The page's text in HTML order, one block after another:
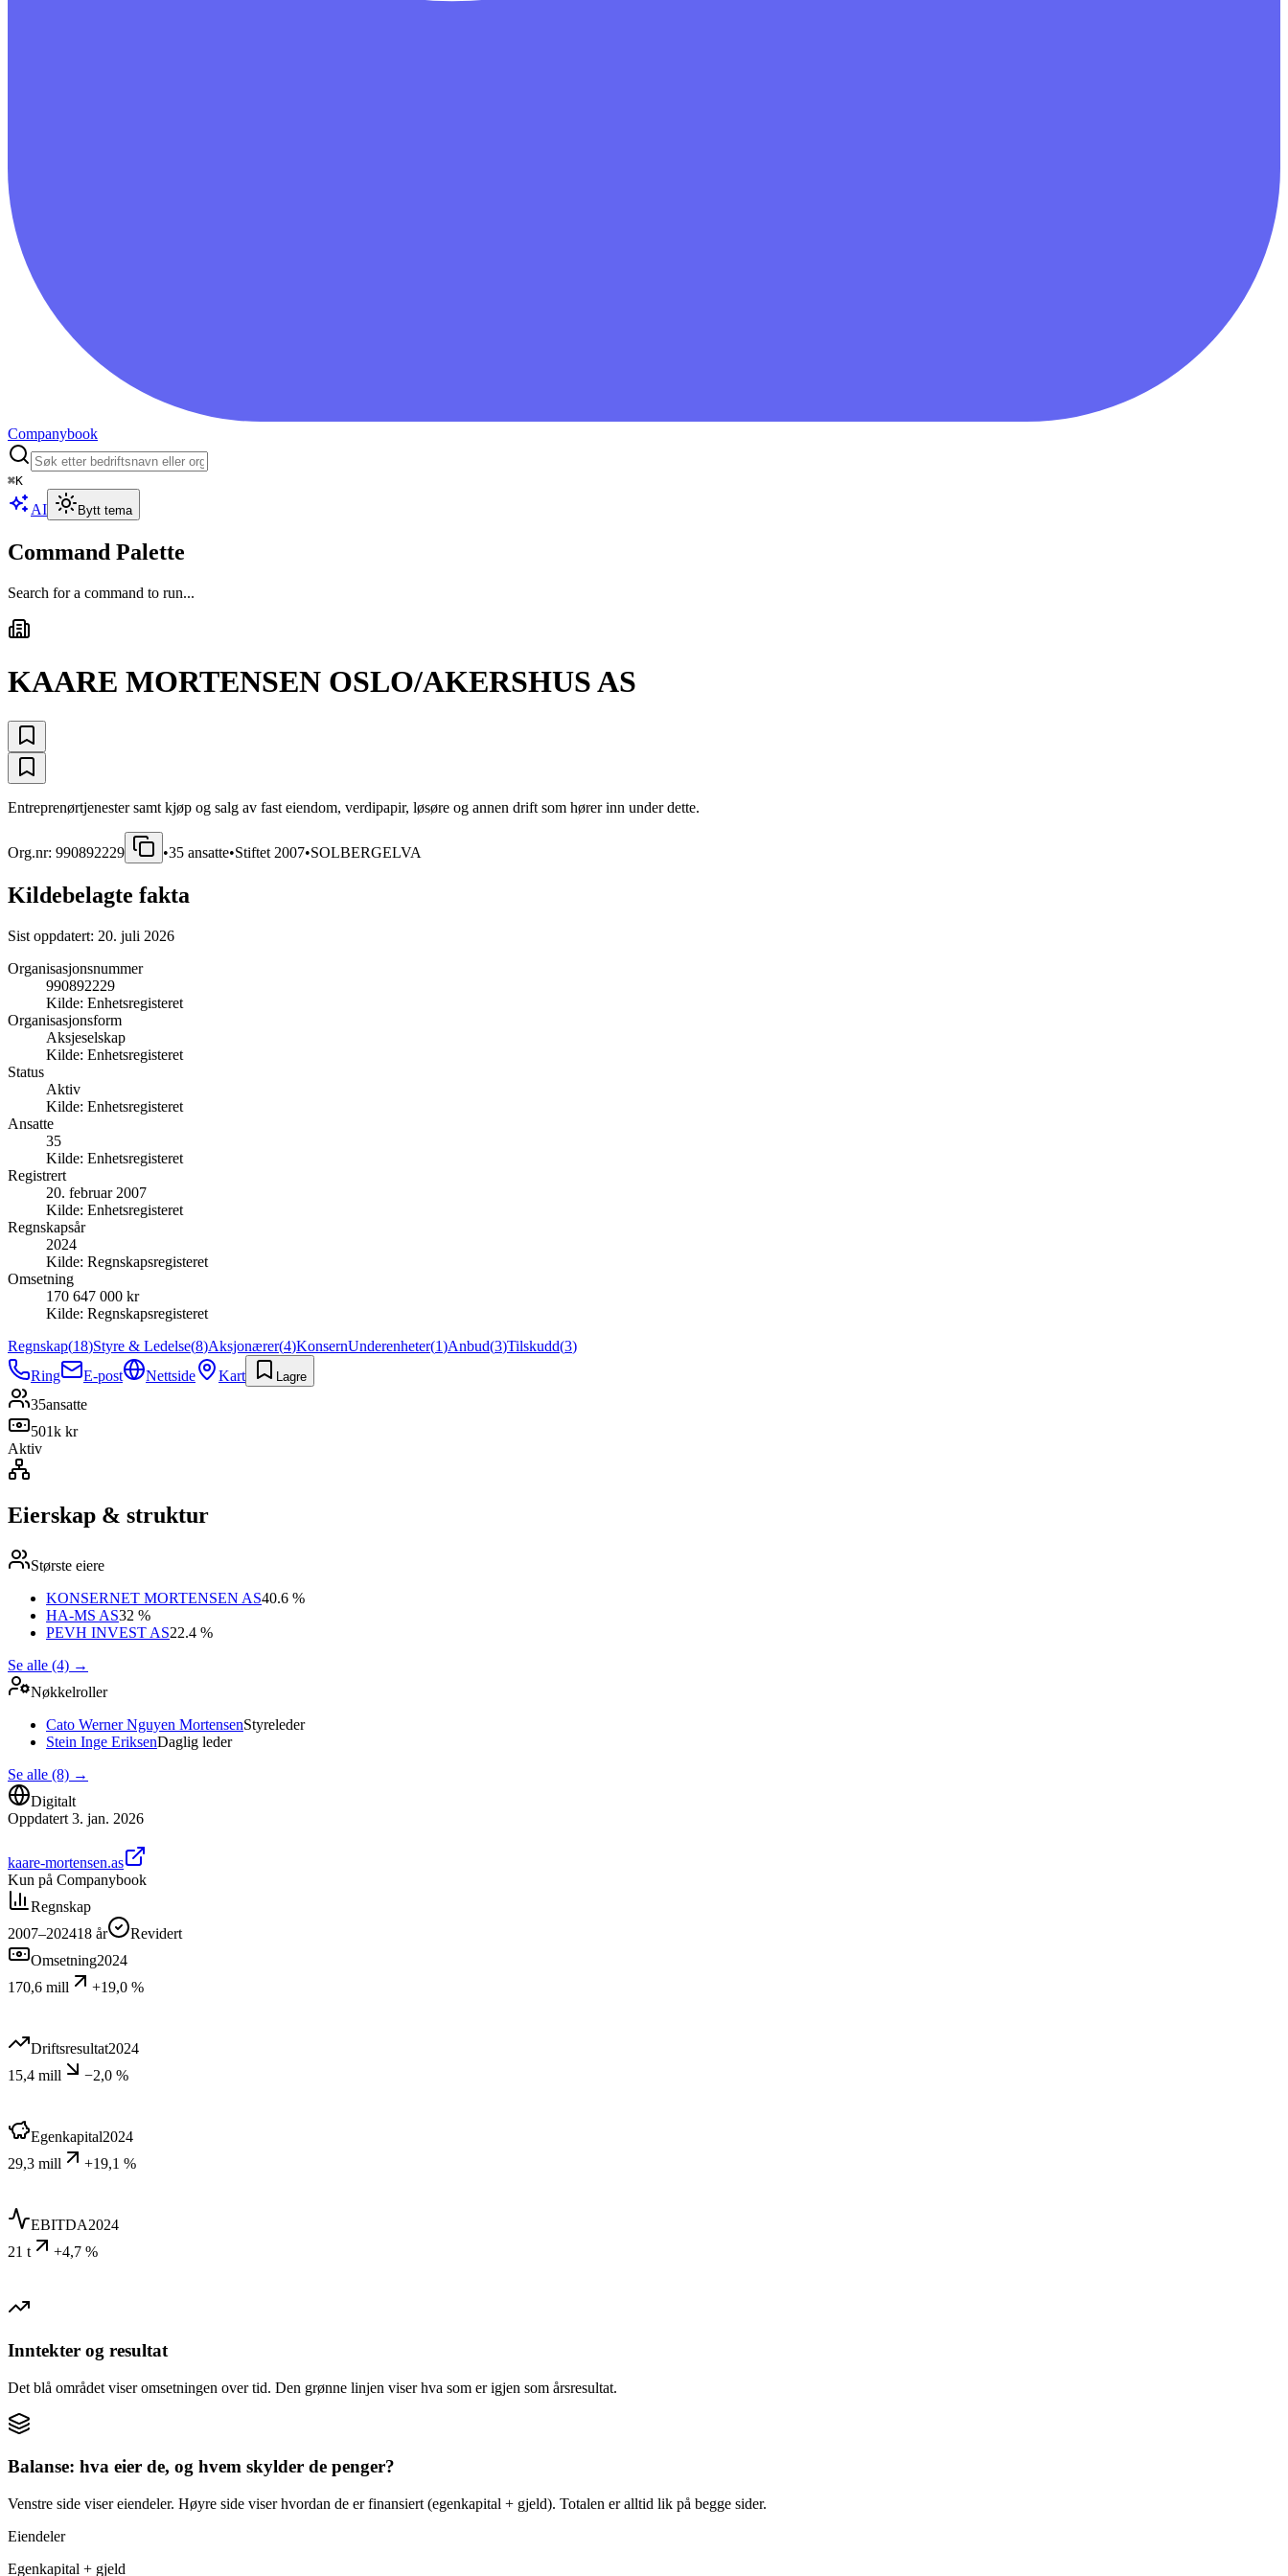
Companybook
⌘K
AI Bytt tema
Command Palette
Search for a command to run...
KAARE MORTENSEN OSLO/AKERSHUS AS
Entreprenørtjenester samt kjøp og salg av fast eiendom, verdipapir, løsøre og annen drift som hører inn under dette.
Org.nr: 990892229 •35 ansatte•Stiftet 2007•SOLBERGELVA
Kildebelagte fakta
Sist oppdatert: 20. juli 2026
Organisasjonsnummer
990892229
Kilde: Enhetsregisteret
Organisasjonsform
Aksjeselskap
Kilde: Enhetsregisteret
Status
Aktiv
Kilde: Enhetsregisteret
Ansatte
35
Kilde: Enhetsregisteret
Registrert
20. februar 2007
Kilde: Enhetsregisteret
Regnskapsår
2024
Kilde: Regnskapsregisteret
Omsetning
170 647 000 kr
Kilde: Regnskapsregisteret
Regnskap(18)Styre & Ledelse(8)Aksjonærer(4)KonsernUnderenheter(1)Anbud(3)Tilskudd(3)
Ring
E-post Nettside Kart Lagre
35ansatte
501k kr
Aktiv
Eierskap & struktur
Største eiere
KONSERNET MORTENSEN AS40.6 %
HA-MS AS32 %
PEVH INVEST AS22.4 %
Se alle (4) →
Nøkkelroller
Cato Werner Nguyen MortensenStyreleder
Stein Inge EriksenDaglig leder
Se alle (8) →
Digitalt
Oppdatert 3. jan. 2026
kaare-mortensen.as
Kun på Companybook
Regnskap
2007–202418 år
Revidert
Omsetning2024
170,6 mill
+19,0 %
Driftsresultat2024
15,4 mill
−2,0 %
Egenkapital2024
29,3 mill
+19,1 %
EBITDA2024
21 t
+4,7 %
Inntekter og resultat
Det blå området viser omsetningen over tid. Den grønne linjen viser hva som er igjen som årsresultat.
Balanse: hva eier de, og hvem skylder de penger?
Venstre side viser eiendeler. Høyre side viser hvordan de er finansiert (egenkapital + gjeld). Totalen er alltid lik på begge sider.
Eiendeler
Egenkapital + gjeld